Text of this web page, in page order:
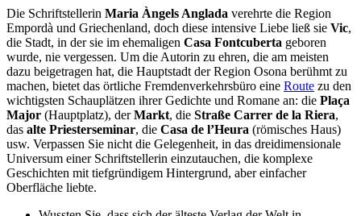
Die Schriftstellerin Maria Àngels Anglada verehrte die Region
Empordà und Griechenland, doch diese intensive Liebe ließ sie Vic,
die Stadt, in der sie im ehemaligen Casa Fontcuberta geboren
wurde, nie vergessen. Um die Autorin zu ehren, die am meisten
dazu beigetragen hat, die Hauptstadt der Region Osona berühmt zu
machen, bietet das örtliche Fremdenverkehrsbüro eine Route zu den
wichtigsten Schauplätzen ihrer Gedichte und Romane an: die Plaça
Major (Hauptplatz), derMarkt, die Straße Carrer de la Riera,
das alte Priesterseminar, die Casa de l’Heura (römisches Haus)
usw. Verpassen Sie nicht die Gelegenheit, in das dreidimensionale
Universum einer Schriftstellerin einzutauchen, die komplexe
Geschichten mit tiefgründigem Hintergrund, aber einfacher
Oberfläche liebte.